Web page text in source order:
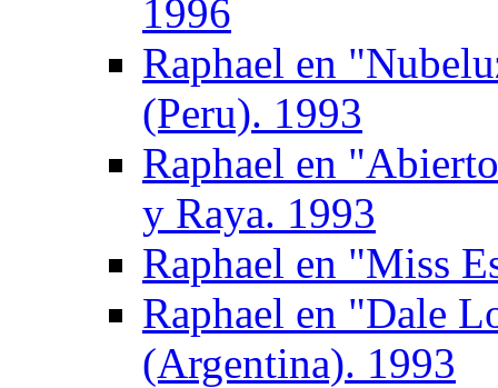
1996
Raphael en
(Peru). 1993
Raphael en
y Raya. 1993
Raphael en "Miss
Raphael en "Dale
(Argentina). 1993